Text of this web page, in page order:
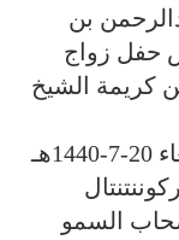
بن
حفل زواج
كريمة الشيخ
20-7-1440هـ
السمو